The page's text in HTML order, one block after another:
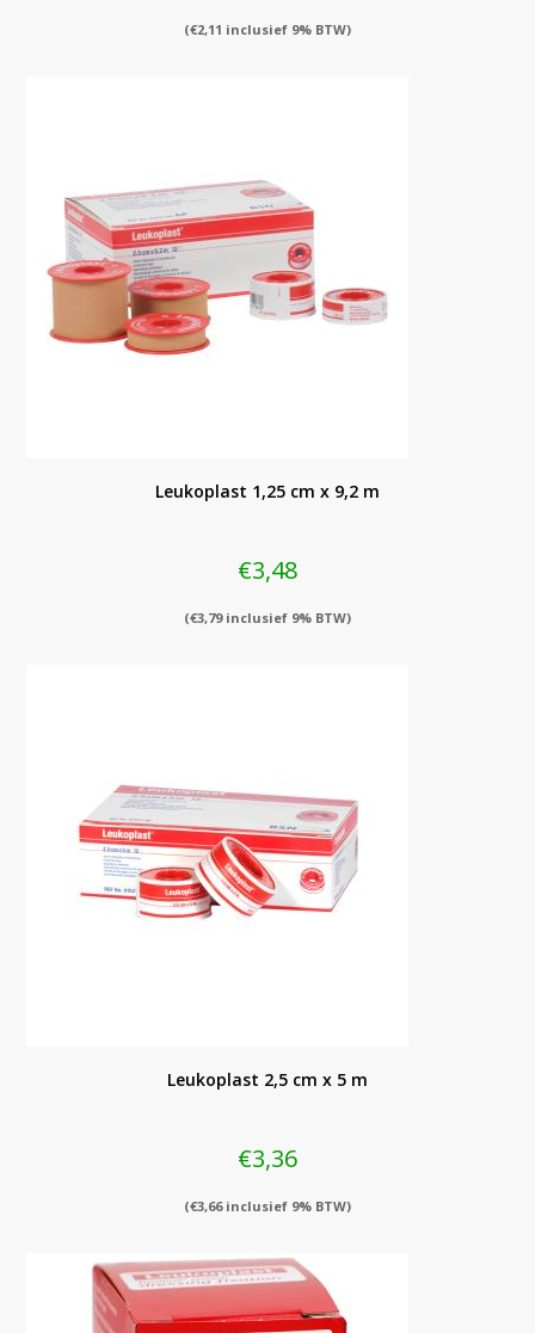
(€2,11 inclusief 9% BTW)
Leukoplast 1,25 cm x 9,2 m
€3,48
(€3,79inclusief 9% BTW)
Leukoplast 2,5 cm x 5 m
€3,36
(€3,66inclusief 9% BTW)